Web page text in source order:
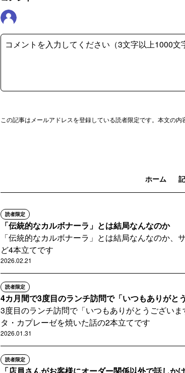
この記事はメールアドレスを登録している読者限定です。本文の内
ホーム
読者限定
「伝統的なカルボナーラ」とは結局なんなのか
「伝統的なカルボナーラ」とは結局なんなのか、
ど4本立てです
2026.02.21
読者限定
4カ月間で3度目のランチ訪問で「いつもありがと
3度目のランチ訪問で「いつもありがとうござい
タ・カプレーゼを焼いた話の2本立てです
2026.01.31
読者限定